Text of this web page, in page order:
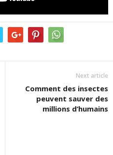
Next article
Comment des insectes
peuvent sauver des
millions d’humains